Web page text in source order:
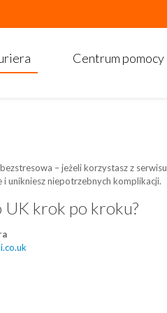
Centrum pomocy
– jeżeli korzystasz z serwisu
i unikniesz niepotrzebnych komplikacji.
UK krok po kroku?